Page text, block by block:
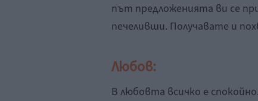
път предложенията ви се
печеливши. Получавате и
Любов:
В любовта всичко е